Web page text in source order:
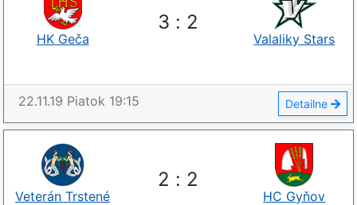
3 : 2
HK Geča Valaliky Stars
22.11.19 Piatok 19:15 Detailne
2 : 2
Veterán Trstené HC Gyňov